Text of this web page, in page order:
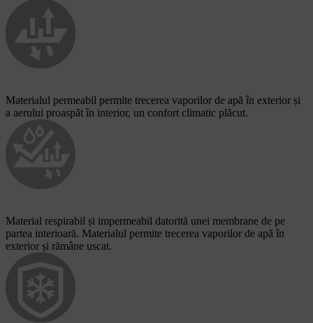
Materialul permeabil permite trecerea vaporilor de apă în exterior și
a aerului proaspăt în interior, un confort climatic plăcut.
Material respirabil și impermeabil datorită unei membrane de pe
partea interioară. Materialul permite trecerea vaporilor de apă în
exterior și rămâne uscat.